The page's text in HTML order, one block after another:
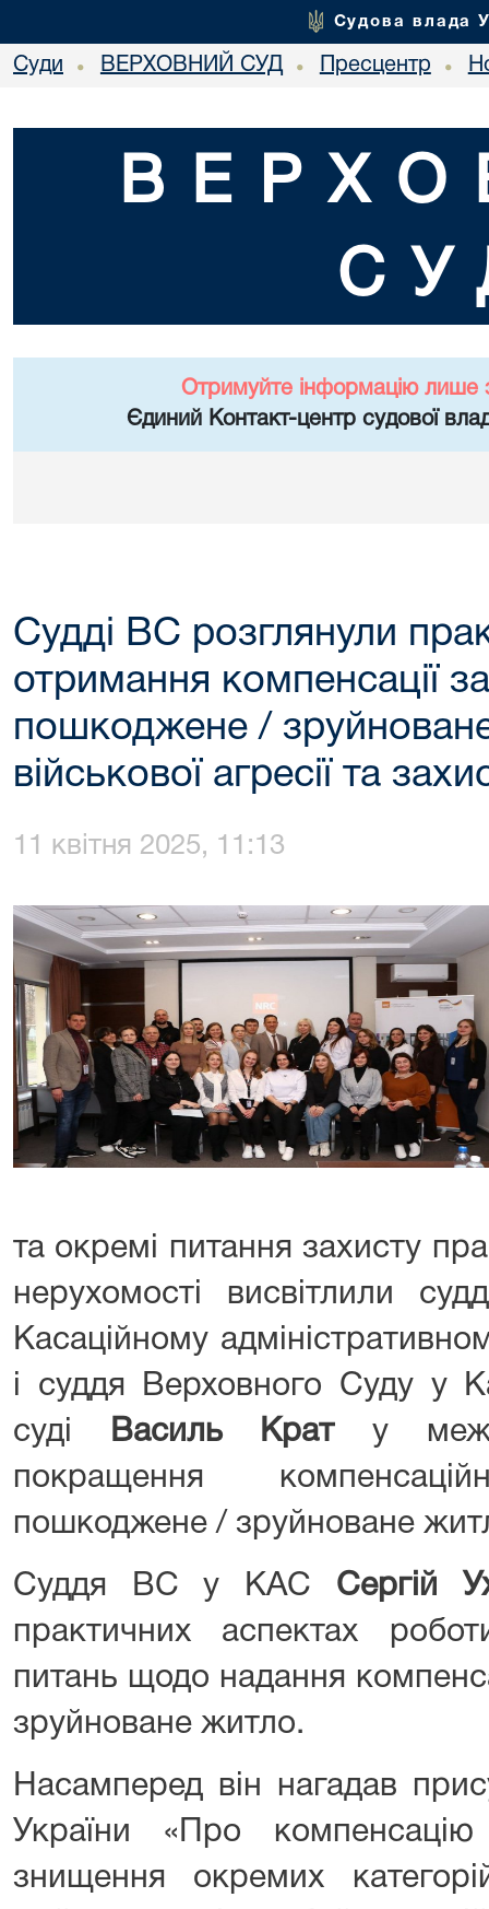
Судова влада
Суди • ВЕРХОВНИЙ СУД • Пресцентр •
Отримуйте інформацію лише
Єдиний Контакт-центр судової
Судді ВС розглянули
отримання компенсації за
пошкоджене /
військової агресії та
11 квітня 2025, 11:13
та окремі питання захисту
нерухомості висвітлили
Касаційному
і суддя Верховного Суду у
суді
Василь Крату
покращення
пошкоджене / зруйноване
Суддя ВС у КАС Сергій
практичних аспектах
питань щодо надання
зруйноване житло.
Насамперед він нагадав
України «Про
знищення окремих